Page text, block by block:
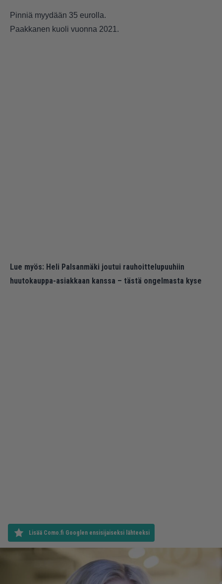
Pinniä myydään 35 eurolla.
Paakkanen kuoli vuonna 2021.
Lue myös: Heli Palsanmäki joutui rauhoittelupuuhiin
huutokauppa-asiakkaan kanssa – tästä ongelmasta kyse
Lisää Como.fi Googlen ensisijaiseksi lähteeksi